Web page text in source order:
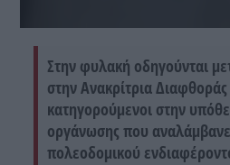
Στην φυλακή οδηγούνται
στην Ανακρίτρια Διαφθοράς
κατηγορούμενοι στην
οργάνωσης που
πολεοδομικού